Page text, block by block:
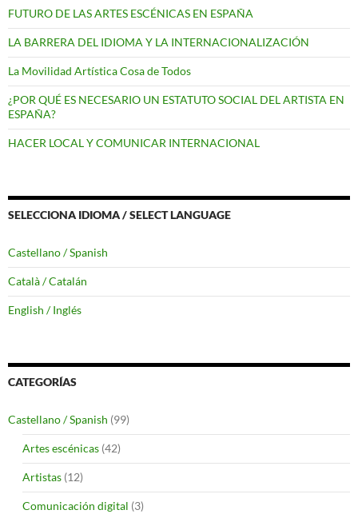
FUTURO DE LAS ARTES ESCÉNICAS EN ESPAÑA
LA BARRERA DEL IDIOMA Y LA INTERNACIONALIZACIÓN
La Movilidad Artística Cosa de Todos
¿POR QUÉ ES NECESARIO UN ESTATUTO SOCIAL DEL ARTISTA EN
ESPAÑA?
HACER LOCAL Y COMUNICAR INTERNACIONAL
SELECCIONA IDIOMA / SELECT LANGUAGE
Castellano / Spanish
Català / Catalán
English / Inglés
CATEGORÍAS
Castellano / Spanish (99)
Artes escénicas (42)
Artistas (12)
Comunicación digital (3)